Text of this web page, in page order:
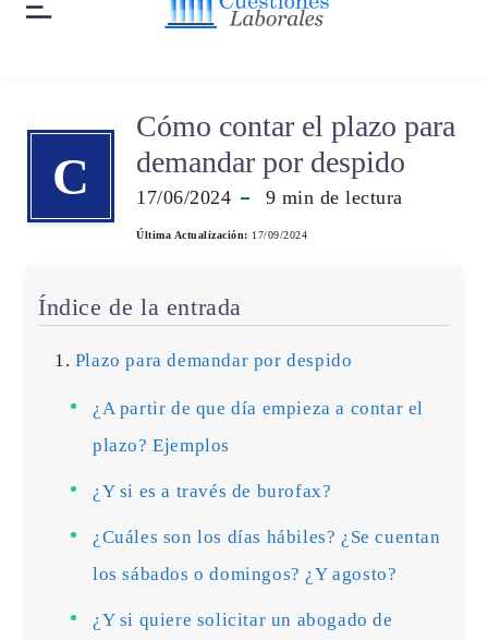
C
Cómo contar el plazo para
demandar por despido
17/06/2024 9 min de lectura
Última Actualización: 17/09/2024
Índice de la entrada
Plazo para demandar por despido
¿A partir de que día empieza a contar el
plazo? Ejemplos
¿Y si es a través de burofax?
¿Cuáles son los días hábiles? ¿Se cuentan
los sábados o domingos? ¿Y agosto?
¿Y si quiere solicitar un abogado de